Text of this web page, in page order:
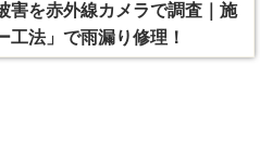
害を赤外線カメラで調査｜施
工法」で雨漏り修理！